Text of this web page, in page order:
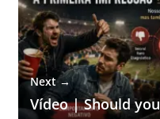
Next →
Vídeo | Should